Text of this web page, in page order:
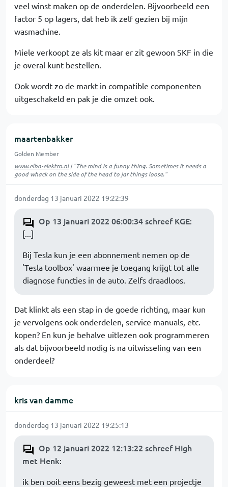
veel winst maken op de onderdelen. Bijvoorbeeld een
factor 5 op lagers, dat heb ik zelf gezien bij mijn
wasmachine.
Miele verkoopt ze als kit maar er zit gewoon SKF in die
je overal kunt bestellen.
Ook wordt zo de markt in compatible componenten
uitgeschakeld en pak je die omzet ook.
maartenbakker
Golden Member
www.elba-elektro.nl| "The mind is a funny thing. Sometimes it needs a
good whack on the side of the head to jar things loose."
donderdag 13 januari 2022 19:22:39
Op 13 januari 2022 06:00:34 schreef KGE:
[...]
Bij Tesla kun je een abonnement nemen op de
'Tesla toolbox' waarmee je toegang krijgt tot alle
diagnose functies in de auto. Zelfs draadloos.
Dat klinkt als een stap in de goede richting, maar kun
je vervolgens ook onderdelen, service manuals, etc.
kopen? En kun je behalve uitlezen ook programmeren
als dat bijvoorbeeld nodig is na uitwisseling van een
onderdeel?
kris van damme
donderdag 13 januari 2022 19:25:13
Op 12 januari 2022 12:13:22 schreef High
met Henk:
ik ben ooit eens bezig geweest met een projectje